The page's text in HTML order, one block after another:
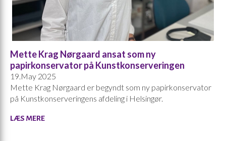
Mette Krag Nørgaard ansat som ny
papirkonservator på Kunstkonserveringen
19.May 2025
Mette Krag Nørgaard er begyndt som ny papirkonservator
på Kunstkonserveringens afdeling i Helsingør.
LÆS MERE